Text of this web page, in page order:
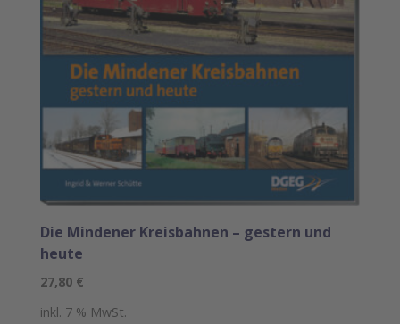
Die Mindener Kreisbahnen – gestern und
heute
27,80 €
inkl. 7 % MwSt.